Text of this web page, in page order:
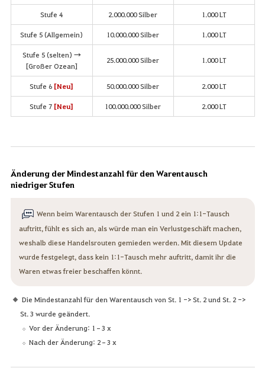
Stufe 4 2.000.000 Silber 1.000 LT
Stufe 5 (Allgemein) 10.000.000 Silber 1.000 LT
Stufe 5 (selten) →
[Großer Ozean]
25.000.000 Silber 1.000 LT
Stufe 6[Neu] 50.000.000 Silber 2.000 LT
Stufe 7[Neu] 100.000.000 Silber 2.000 LT
Änderung der Mindestanzahl für den Warentausch
niedriger Stufen
Wenn beim Warentausch der Stufen 1 und 2 ein 1:1-Tausch
auftritt, fühlt es sich an, als würde man ein Verlustgeschäft machen,
weshalb diese Handelsrouten gemieden werden. Mit diesem Update
wurde festgelegt, dass kein 1:1-Tausch mehr auftritt, damit ihr die
Waren etwas freier beschaffen könnt.
Die Mindestanzahl für den Warentausch von St. 1 -> St. 2 und St. 2 ->
St. 3 wurde geändert.
Vor der Änderung: 1–3 x
Nach der Änderung: 2–3 x